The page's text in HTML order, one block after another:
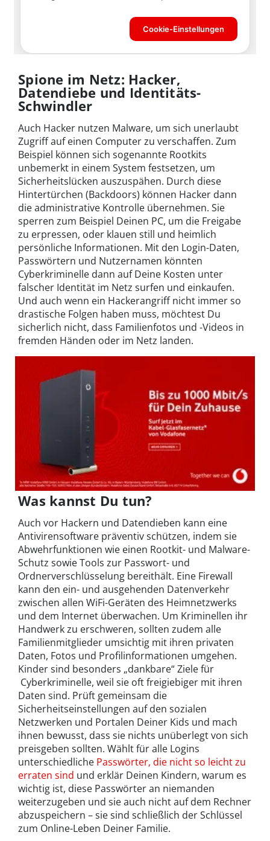
Spione im Netz: Hacker,
Datendiebe und Identitäts-
Schwindler
Auch Hacker nutzen Malware, um sich unerlaubt
Zugriff auf einen Computer zu verschaffen. Zum
Beispiel können sich sogenannte Rootkits
unbemerkt in einem System festsetzen, um
Sicherheitslücken auszuspähen. Durch diese
Hintertürchen (Backdoors) können Hacker dann
die administrative Kontrolle übernehmen. Sie
sperren zum Beispiel Deinen PC, um die Freigabe
zu erpressen, oder klauen still und heimlich
persönliche Informationen. Mit den Login-Daten,
Passwörtern und Nutzernamen könnten
Cyberkriminelle dann auf Deine Kosten unter
falscher Identität im Netz surfen und einkaufen.
Und auch wenn ein Hackerangriff nicht immer so
drastische Folgen haben muss, möchtest Du
sicherlich nicht, dass Familienfotos und -Videos in
fremden Händen oder im Netz landen.
Was kannst Du tun?
Auch vor Hackern und Datendieben kann eine
Antivirensoftware präventiv schützen, indem sie
Abwehrfunktionen wie einen Rootkit- und Malware-
Schutz sowie Tools zur Passwort- und
Ordnerverschlüsselung bereithält. Eine Firewall
kann den ein- und ausgehenden Datenverkehr
zwischen allen WiFi-Geräten des Heimnetzwerks
und dem Internet überwachen. Um Kriminellen ihr
Handwerk zu erschweren, sollten zudem alle
Familienmitglieder umsichtig mit ihren privaten
Daten, Fotos und Profilinformationen umgehen.
Kinder sind besonders „dankbare“ Ziele für
Cyberkriminelle, weil sie oft freigiebiger mit ihren
Daten sind. Prüft gemeinsam die
Sicherheitseinstellungen auf den sozialen
Netzwerken und Portalen Deiner Kids und mach
ihnen bewusst, dass sie nichts unüberlegt von sich
preisgeben sollten. Wählt für alle Logins
unterschiedliche Passwörter, die nicht so leicht zu
erraten sind und erklär Deinen Kindern, warum es
wichtig ist, diese Passwörter an niemanden
weiterzugeben und sie auch nicht auf dem Rechner
abzuspeichern – sie sind schließlich der Schlüssel
zum Online-Leben Deiner Familie.